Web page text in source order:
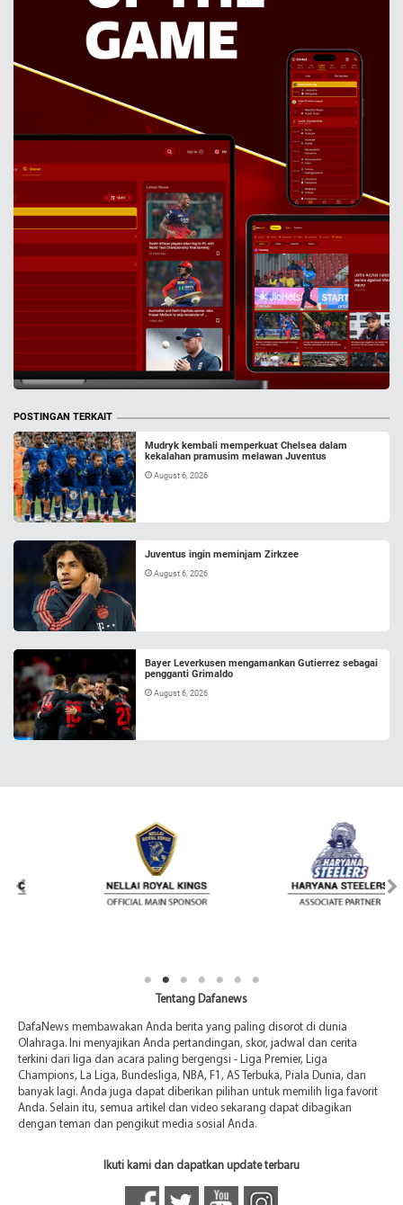
POSTINGAN TERKAIT
Mudryk kembali memperkuat Chelsea dalam
kekalahan pramusim melawan Juventus
August 6, 2026
Juventus ingin meminjam Zirkzee
August 6, 2026
Bayer Leverkusen mengamankan Gutierrez sebagai
pengganti Grimaldo
August 6, 2026
Tentang Dafanews
DafaNews membawakan Anda berita yang paling disorot di dunia
Olahraga. Ini menyajikan Anda pertandingan, skor, jadwal dan cerita
terkini dari liga dan acara paling bergengsi - Liga Premier, Liga
Champions, La Liga, Bundesliga, NBA, F1, AS Terbuka, Piala Dunia, dan
banyak lagi. Anda juga dapat diberikan pilihan untuk memilih liga favorit
Anda. Selain itu, semua artikel dan video sekarang dapat dibagikan
dengan teman dan pengikut media sosial Anda.
Ikuti kami dan dapatkan update terbaru